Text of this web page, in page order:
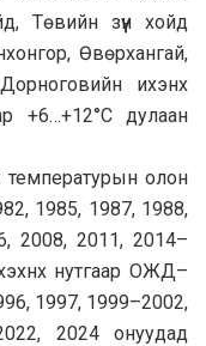
Төвийн зүүн хойд
Өвөрхангай,
ихэнх
+6…+12°C дулаан
олон
1985, 1987, 1988,
2008, 2011, 2014–
нутгаар ОЖД–
1997, 1999–2002,
2024 онуудад